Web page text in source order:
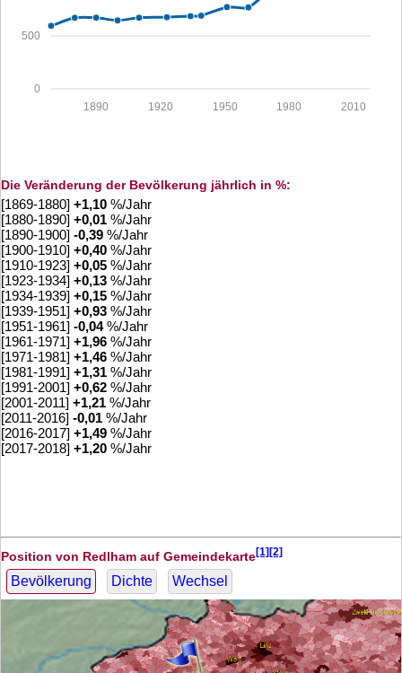
0
500
2010
1980
1950
1920
1890
Die Veränderung der Bevölkerung jährlich in %:
[1869-1880] +1,10 %/Jahr
[1880-1890] +0,01 %/Jahr
[1890-1900] -0,39 %/Jahr
[1900-1910] +0,40 %/Jahr
[1910-1923] +0,05 %/Jahr
[1923-1934] +0,13 %/Jahr
[1934-1939] +0,15 %/Jahr
[1939-1951] +0,93 %/Jahr
[1951-1961] -0,04%/Jahr
[1961-1971] +1,96 %/Jahr
[1971-1981] +1,46 %/Jahr
[1981-1991] +1,31 %/Jahr
[1991-2001] +0,62 %/Jahr
[2001-2011] +1,21 %/Jahr
[2011-2016] -0,01 %/Jahr
[2016-2017] +1,49 %/Jahr
[2017-2018] +1,20 %/Jahr
Position von Redlham auf Gemeindekarte[1][2]
Bevölkerung Dichte Wechsel